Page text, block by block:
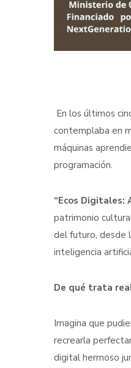
En los últimos
contemplaba en
máquinas
programación.
“Ecos Digitales:
patrimonio
del futuro, desde
inteligencia
De qué trata
Imagina que
recrearla
digital hermoso